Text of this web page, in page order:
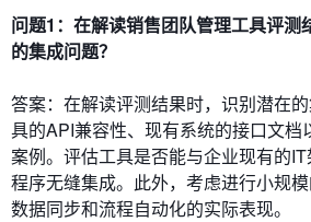
问题1：在解读销售团队管理工具评测
的集成问题？
答案：在解读评测结果时，识别潜在
具的API兼容性、现有系统的接口文档
案例。评估工具是否能与企业现有的
程序无缝集成。此外，考虑进行小规
数据同步和流程自动化的实际表现。